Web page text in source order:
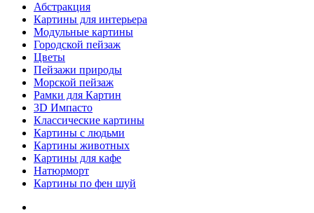
Абстракция
Картины для интерьера
Модульные картины
Городской пейзаж
Цветы
Пейзажи природы
Морской пейзаж
Рамки для Картин
3D Импасто
Классические картины
Картины с людьми
Картины животных
Картины для кафе
Натюрморт
Картины по фен шуй